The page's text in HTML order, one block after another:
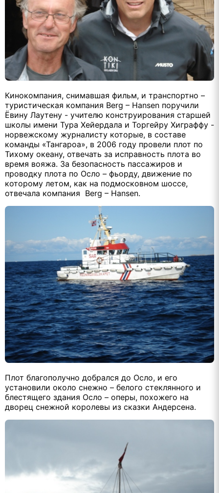
Кинокомпания, снимавшая фильм, и транспортно –
туристическая компания Berg – Hansen поручили
Ёвину Лаутену - учителю конструирования старшей
школы имени Тура Хейердала и Торгейру Хиграффу -
норвежскому журналисту которые, в составе
команды «Тангароа», в 2006 году провели плот по
Тихому океану, отвечать за исправность плота во
время вояжа. За безопасность пассажиров и
проводку плота по Осло – фьорду, движение по
которому летом, как на подмосковном шоссе,
отвечала компания Berg – Hansen.
Плот благополучно добрался до Осло, и его
установили около снежно – белого стеклянного и
блестящего здания Осло – оперы, похожего на
дворец снежной королевы из сказки Андерсена.